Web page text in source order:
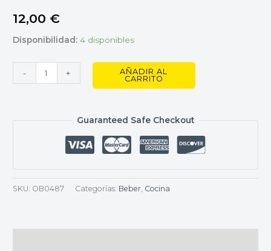
12,00 €
Disponibilidad: 4 disponibles
- +
AÑADIR AL
CARRITO
Guaranteed Safe Checkout
SKU: OB0487 Categorías: Beber, Cocina